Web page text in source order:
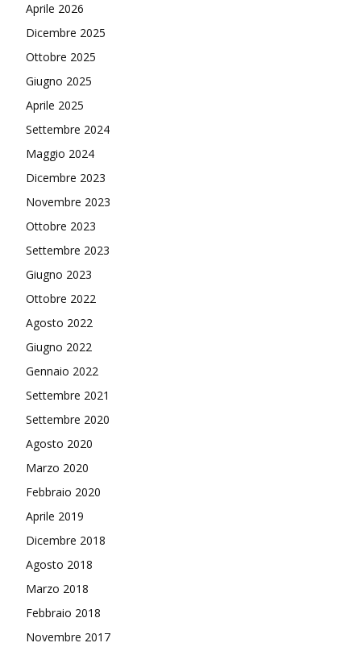
Aprile 2026
Dicembre 2025
Ottobre 2025
Giugno 2025
Aprile 2025
Settembre 2024
Maggio 2024
Dicembre 2023
Novembre 2023
Ottobre 2023
Settembre 2023
Giugno 2023
Ottobre 2022
Agosto 2022
Giugno 2022
Gennaio 2022
Settembre 2021
Settembre 2020
Agosto 2020
Marzo 2020
Febbraio 2020
Aprile 2019
Dicembre 2018
Agosto 2018
Marzo 2018
Febbraio 2018
Novembre 2017